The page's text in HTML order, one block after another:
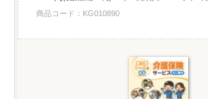
商品コード：KG010890